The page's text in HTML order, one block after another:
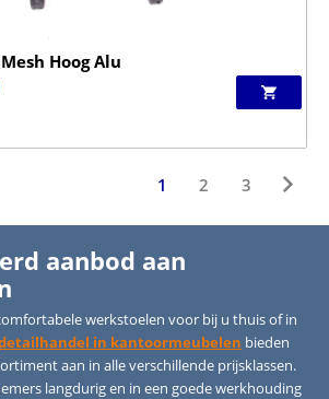
Hoog Alu
1 2 3
aanbod aan
werkstoelen voor bij u thuis of in
in kantoormeubelen bieden
aan in alle verschillende prijsklassen.
langdurig en in een goede werkhouding